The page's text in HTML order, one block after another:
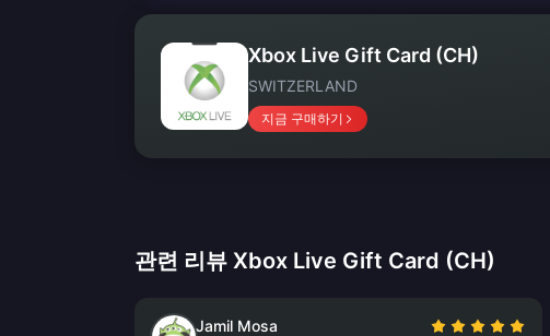
Xbox Live Gift Card (CH)
SWITZERLAND
지금 구매하기
관련 리뷰 Xbox Live Gift Card (CH)
Jamil Mosa